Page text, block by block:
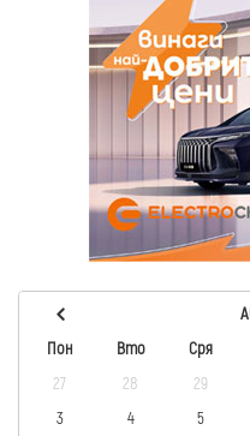
Пон
Вто Сря
27
28 29
3
4 5